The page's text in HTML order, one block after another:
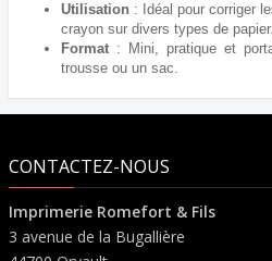
Utilisation : Idéal pour corriger
crayon sur divers types de papier.
Format : Mini, pratique et
trousse ou un sac.
CONTACTEZ-NOUS
Imprimerie Romefort & Fils
3 avenue de la Bugallière